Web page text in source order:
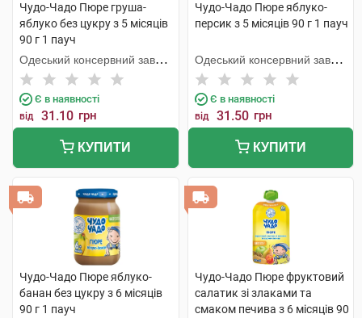
Чудо-Чадо Пюре груша-
яблуко без цукру з 5 місяців
90 г 1 пауч
Одеський консервний завод
дитячого харчування
Є в наявності
від 31.10 грн
КУПИТИ
Чудо-Чадо Пюре яблуко-
персик з 5 місяців 90 г 1 пауч
Одеський консервний завод
дитячого харчування
Є в наявності
від 31.50 грн
КУПИТИ
Чудо-Чадо Пюре яблуко-
банан без цукру з 6 місяців
90 г 1 пауч
Чудо-Чадо Пюре фруктовий
салатик зі злаками та
смаком печива з 6 місяців 90